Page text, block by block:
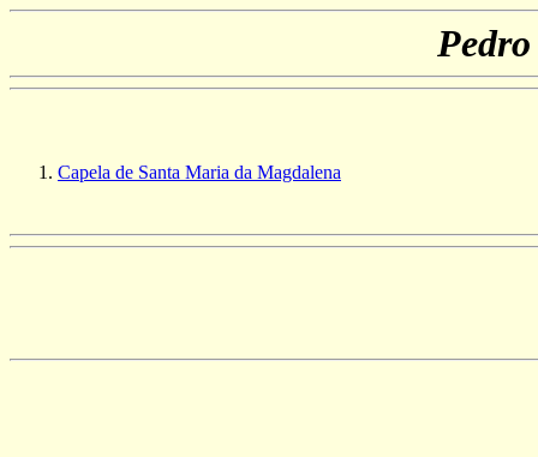
Capela de Santa Maria da Magdalena